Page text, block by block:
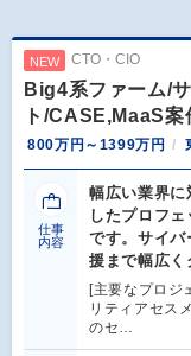
NEW CTO・CIO
Big4系ファーム/
ト/CASE,MaaS
800万円～1399万円
仕事
内容
幅広い業界に
したプロフ
です。サイバ
援まで幅広く
[主要なプロジ
リティアセス
のセ…